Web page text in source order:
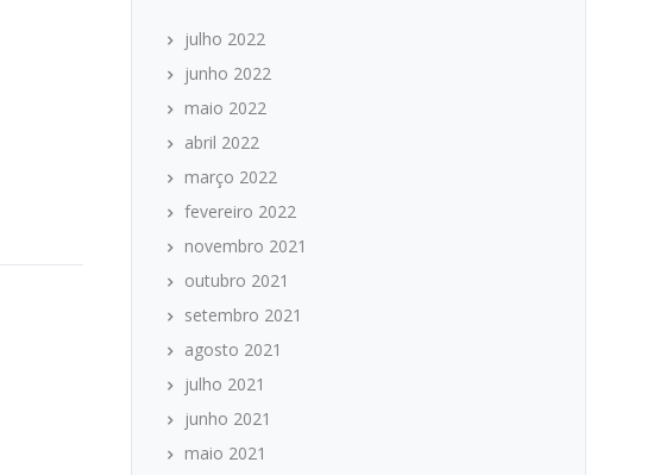
julho 2022
junho 2022
maio 2022
abril 2022
março 2022
fevereiro 2022
novembro 2021
outubro 2021
setembro 2021
agosto 2021
julho 2021
junho 2021
maio 2021